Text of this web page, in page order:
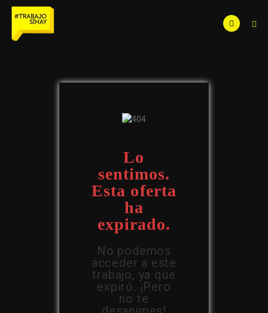
Lo
sentimos.
Esta oferta
ha
expirado.
No podemos
acceder a este
trabajo, ya que
expiró. ¡Pero
no te